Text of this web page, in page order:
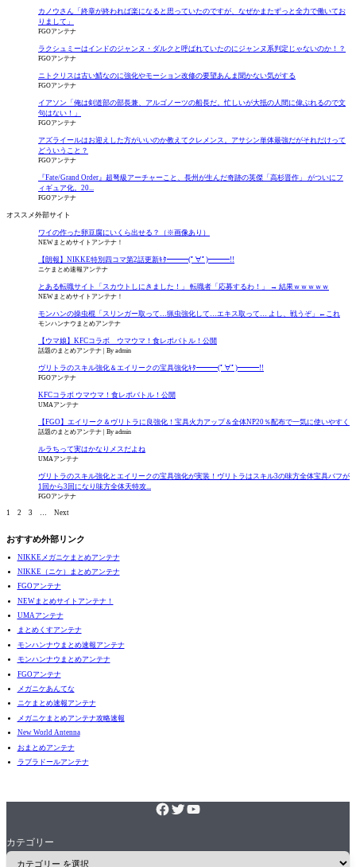
カノウさん「終章が終われば楽になると思っていたのですが、なぜかまたずっと全力で働いてお
りまして」
FGOアンテナ
ラクシュミーはインドのジャンヌ・ダルクと呼ばれていたのにジャンヌ系判定じゃないのか！？
FGOアンテナ
ニトクリスは古い鯖なのに強化やモーション改修の要望あんま聞かない気がする
FGOアンテナ
イアソン「俺は剣道部の部長兼、アルゴノーツの船長だ。忙しいが大抵の人間に偉ぶれるので文
句はない！」
FGOアンテナ
アズライールはお迎えした方がいいのか教えてクレメンス。アサシン単体最強だがそれだけって
どういうこと？
FGOアンテナ
『Fate/Grand Order』超弩級アーチャーこと、長州が生んだ奇跡の英傑「高杉晋作」 がついにフ
ィギュア化。20...
FGOアンテナ
オススメ外部サイト
ワイの作った卵豆腐にいくら出せる？（※画像あり）
NEWまとめサイトアンテナ！
【朗報】NIKKE特別四コマ第2話更新ｷﾀ━━━(ﾟ∀ﾟ)━━━!!
ニケまとめ速報アンテナ
とある転職サイト「スカウトしにきました！」 転職者「応募するわ！」 → 結果ｗｗｗｗｗ
NEWまとめサイトアンテナ！
モンハンの操虫棍「スリンガー取って…猟虫強化して…エキス取って… よし、戦うぞ」←これ
モンハンナウまとめアンテナ
【ウマ娘】KFCコラボ ウマウマ！食レポバトル！公開
話題のまとめアンテナ By admin
ヴリトラのスキル強化＆エイリークの宝具強化ｷﾀ━━━(ﾟ∀ﾟ)━━━!!
FGOアンテナ
KFCコラボ ウマウマ！食レポバトル！公開
UMAアンテナ
【FGO】エイリーク＆ヴリトラに良強化！宝具火力アップ＆全体NP20％配布で一気に使いやすく
話題のまとめアンテナ By admin
ルラちって実はかなりメスだよね
UMAアンテナ
ヴリトラのスキル強化とエイリークの宝具強化が実装！ヴリトラはスキル3の味方全体宝具バフが
1回から3回になり味方全体天特攻...
FGOアンテナ
1 2 3 Next
おすすめ外部リンク
NIKKEメガニケまとめアンテナ
NIKKE（ニケ）まとめアンテナ
FGOアンテナ
NEWまとめサイトアンテナ！
UMAアンテナ
まとめくすアンテナ
モンハンナウまとめ速報アンテナ
モンハンナウまとめアンテナ
FGOアンテナ
メガニケあんてな
ニケまとめ速報アンテナ
メガニケまとめアンテナ攻略速報
New World Antenna
おまとめアンテナ
ラブラドールアンテナ
カテゴリー